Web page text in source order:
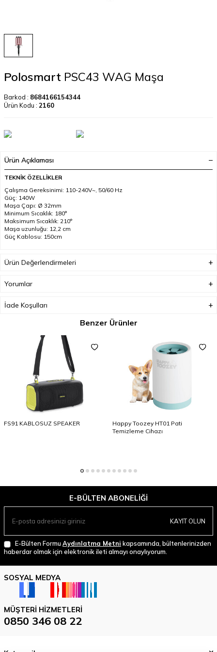
Polosmart PSC43 WAG Maşa
Barkod : 8684166154344
Ürün Kodu : 2160
Ürün Açıklaması
TEKNİK ÖZELLİKLER
Çalışma Gereksinimi: 110-240V~, 50/60 Hz
Güç: 140W
Maşa Çapı: Ø 32mm
Minimum Sıcaklık: 180°
Maksimum Sıcaklık: 210°
Maşa uzunluğu: 12,2 cm
Güç Kablosu: 150cm
Ürün Değerlendirmeleri
Yorumlar
İade Koşulları
Benzer Ürünler
FS91 KABLOSUZ SPEAKER
Happy Toozey HT01 Pati
Temizleme Cihazı
E-BÜLTEN ABONELIĞI
KAYIT OLUN
E-Bülten Formu Aydınlatma Metni kapsamında, bültenlerinizden
haberdar olmak için elektronik ileti almayı onaylıyorum.
SOSYAL MEDYA
MÜŞTERI HIZMETLERI
0850 346 08 22